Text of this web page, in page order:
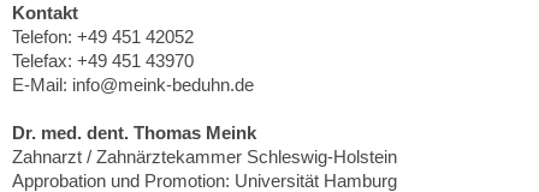
Kontakt
Telefon: +49 451 42052
Telefax: +49 451 43970
E-Mail: info@meink-beduhn.de
Dr. med. dent. Thomas Meink
Zahnarzt / Zahnärztekammer Schleswig-Holstein
Approbation und Promotion: Universität Hamburg